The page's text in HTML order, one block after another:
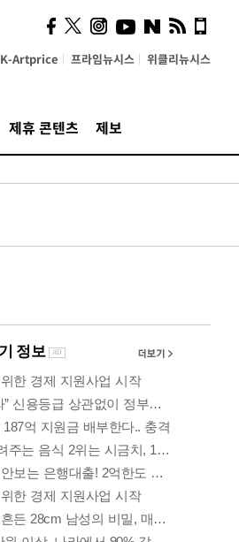
K-Artprice 프라임뉴시스 위클리뉴시스
제휴 콘텐츠 제보
시, 스마트폰 액세서리에
NFC 더했다